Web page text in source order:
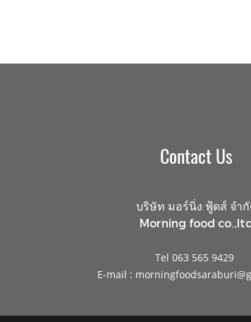
Contact Us
บริษัท มอร์นิ่ง ฟู้ดส์ จำ
Morning food
Tel 063 565 9429
E-mail :